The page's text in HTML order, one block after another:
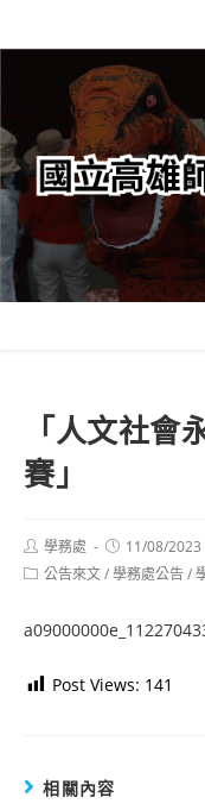
轉
要
內
容
「人文社
賽」
Post
author:
學務處
Post
published:
11/08/2023
Post公告來文/學務處公告/
Post Views: 141
相關內容